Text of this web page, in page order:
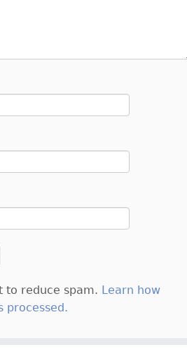
to reduce spam. Learn how
processed.